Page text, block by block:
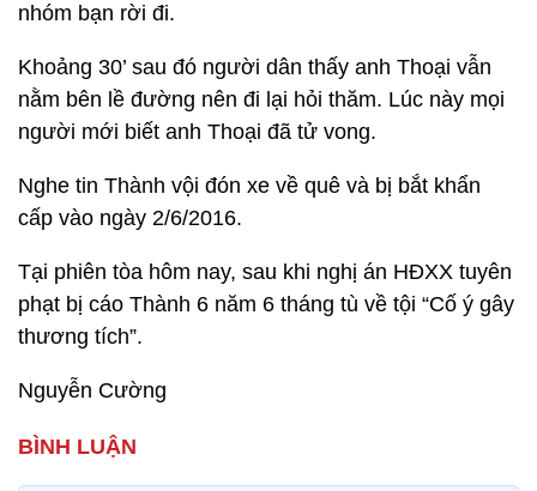
nhóm bạn rời đi.
Khoảng 30’ sau đó người dân thấy anh Thoại vẫn
nằm bên lề đường nên đi lại hỏi thăm. Lúc này mọi
người mới biết anh Thoại đã tử vong.
Nghe tin Thành vội đón xe về quê và bị bắt khẩn
cấp vào ngày 2/6/2016.
Tại phiên tòa hôm nay, sau khi nghị án HĐXX tuyên
phạt bị cáo Thành 6 năm 6 tháng tù về tội “Cố ý gây
thương tích”.
Nguyễn Cường